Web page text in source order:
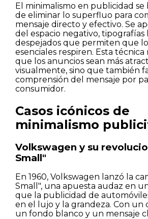
El minimalismo en publicidad se
de eliminar lo superfluo para
mensaje directo y efectivo. Se
del espacio negativo, tipografías
despejados que permiten que
esenciales respiren. Esta técnica
que los anuncios sean más
visualmente, sino que también
comprensión del mensaje por
consumidor.
Casos icónicos de
minimalismo
Volkswagen y su
Small"
En 1960, Volkswagen lanzó la
Small", una apuesta audaz en
que la publicidad de
en el lujo y la grandeza. Con un
un fondo blanco y un mensaje